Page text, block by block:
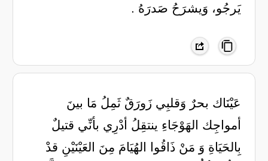
يَرجُو، وَيشرَحُ صَدرَهُ .
‏عَيْنَاك بحرٌ وَقلبِي زَورَقٌ ثَمِلُ ‏مَا بينَ
أمواجِك الهَوْجَاءِ ينتقِلُ ‏أدْرِي بأنِّي قتيلٌ
بِالحَيَاةِ وَ مَنْ ‏ذَاقُوا الهُيَامَ مِنَ العَيْنَيْنِ قدْ